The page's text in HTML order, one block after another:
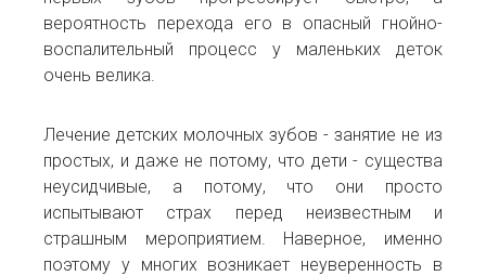
вероятность перехода его в опасный гнойно-
воспалительный процесс у маленьких деток
очень велика.
Лечение детских молочных зубов - занятие не из
простых, и даже не потому, что дети - существа
неусидчивые, а потому, что они просто
испытывают страх перед неизвестным и
страшным мероприятием. Наверное, именно
поэтому у многих возникает неуверенность в